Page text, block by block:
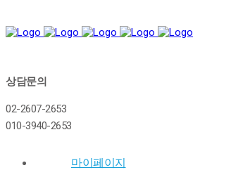
상담문의
02-2607-2653
010-3940-2653
마이페이지